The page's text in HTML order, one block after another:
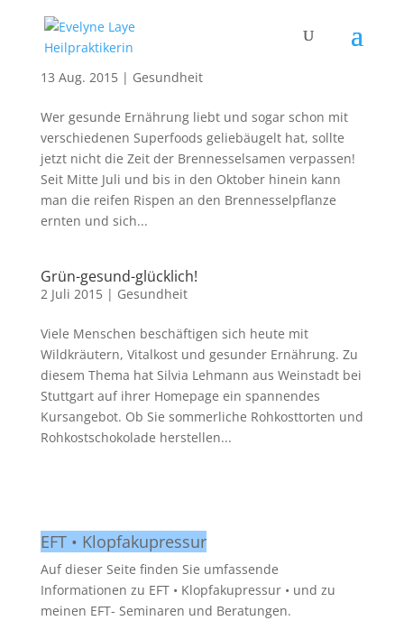
Jetzt ist die Zeit für Brennesselsamen!
13 Aug. 2015| Gesundheit
Wer gesunde Ernährung liebt und sogar schon mit
verschiedenen Superfoods geliebäugelt hat, sollte
jetzt nicht die Zeit der Brennesselsamen verpassen!
Seit Mitte Juli und bis in den Oktober hinein kann
man die reifen Rispen an den Brennesselpflanze
ernten und sich...
Grün-gesund-glücklich!
2 Juli 2015| Gesundheit
Viele Menschen beschäftigen sich heute mit
Wildkräutern, Vitalkost und gesunder Ernährung. Zu
diesem Thema hat Silvia Lehmann aus Weinstadt bei
Stuttgart auf ihrer Homepage ein spannendes
Kursangebot. Ob Sie sommerliche Rohkosttorten und
Rohkostschokolade herstellen...
EFT • Klopfakupressur
Auf dieser Seite finden Sie umfassende
Informationen zu EFT • Klopfakupressur • und zu
meinen EFT- Seminaren und Beratungen.